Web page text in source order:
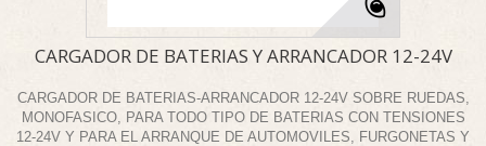
CARGADOR DE BATERIAS Y ARRANCADOR 12-24V
CARGADOR DE BATERIAS-ARRANCADOR 12-24V SOBRE RUEDAS,
MONOFASICO, PARA TODO TIPO DE BATERIAS CON TENSIONES
12-24V Y PARA EL ARRANQUE DE AUTOMOVILES, FURGONETAS Y